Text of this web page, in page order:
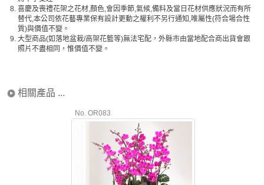
8. 喜慶及喪禮花架之花材,顏色,會因季節,氣候,備料及當日花材供應狀況而有所
替代,本公司依花藝專業保有設計更動之權利不另行通知,唯屬性(符合場合性
質)與價值不變。
9. 大型商品(如落地盆栽/高架花籃等)無法宅配，外縣市由當地配合商出貨會跟
照片不盡相同，惟價值不變。
相關產品 ...
No. OR083